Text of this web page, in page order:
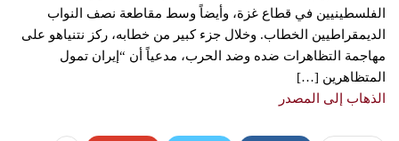
الفلسطينيين في قطاع غزة، وأيضاً وسط مقاطعة نصف النواب
الديمقراطيين الخطاب. وخلال جزء كبير من خطابه، ركز نتنياهو على
مهاجمة التظاهرات ضده وضد الحرب، مدعياً أن “إيران تمول
المتظاهرين […]
الذهاب إلى المصدر